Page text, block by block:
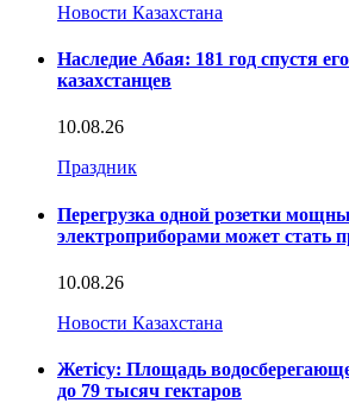
Новости Казахстана
Наследие Абая: 181 год спустя
казахстанцев
10.08.26
Праздник
Перегрузка одной розетки
электроприборами может стать
10.08.26
Новости Казахстана
Жетісу: Площадь
до 79 тысяч гектаров